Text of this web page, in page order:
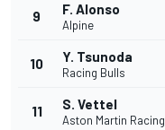
9 F. Alonso
Alpine
10 Y. Tsunoda
Racing Bulls
11 S. Vettel
Aston Martin Racing